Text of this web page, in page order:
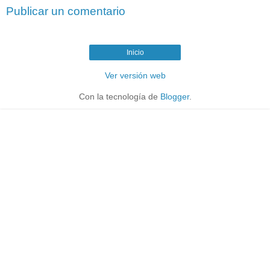
Publicar un comentario
Inicio
Ver versión web
Con la tecnología de Blogger.